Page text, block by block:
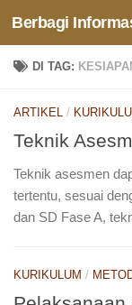
Skip to content
Berbagi
DI TAG:
ARTIKEL /
Teknik
Teknik asesmen
tertentu, sesuai
dan SD Fase A,
KURIKULUM /